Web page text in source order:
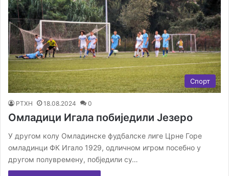
Спорт
РТХН 18.08.2024 0
Омладици Игала побиједили Језеро
У другом колу Омладинске фудбалске лиге Црне Горе
омладинци ФК Игало 1929, одличном игром посебно у
другом полувремену, побједили су…